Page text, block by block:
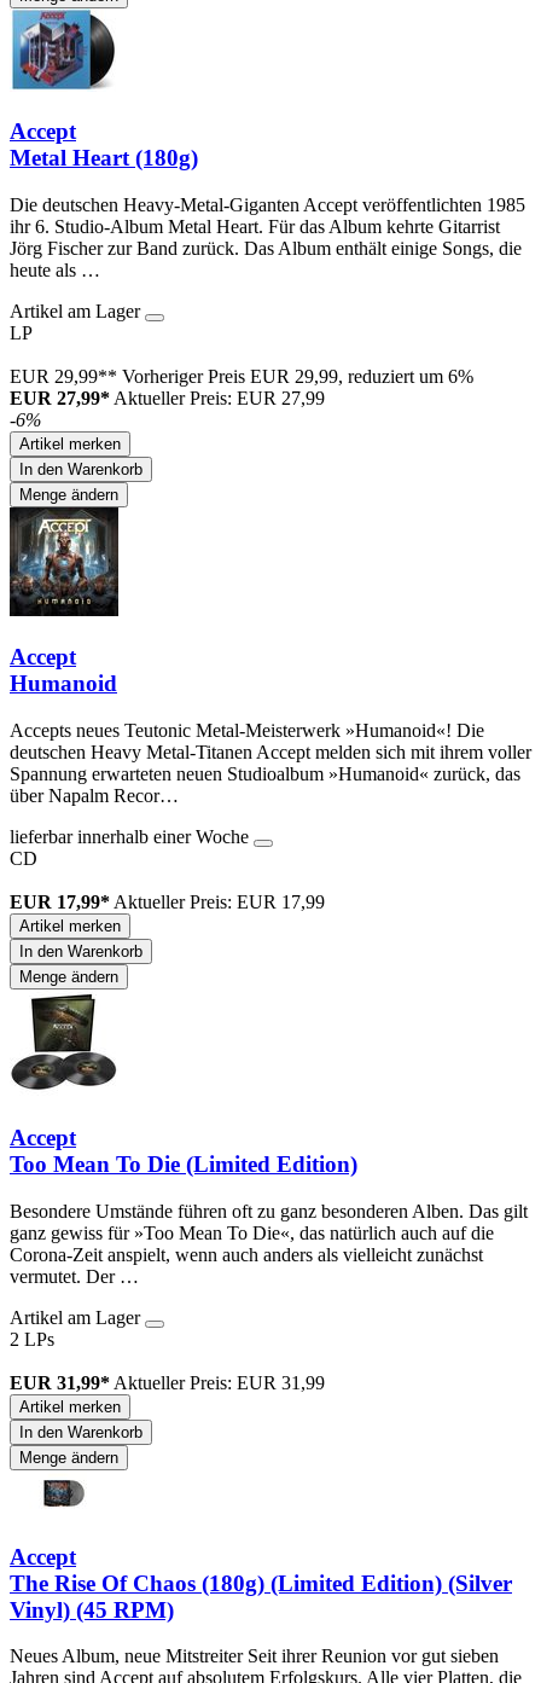
Accept
Metal Heart (180g)
Die deutschen Heavy-Metal-Giganten Accept veröffentlichten 1985
ihr 6. Studio-Album Metal Heart. Für das Album kehrte Gitarrist
Jörg Fischer zur Band zurück. Das Album enthält einige Songs, die
heute als …
Artikel am Lager
LP
EUR 29,99** Vorheriger Preis EUR 29,99, reduziert um 6%
EUR 27,99* Aktueller Preis: EUR 27,99
-6%
Artikel merken
In den Warenkorb
Menge ändern
Accept
Humanoid
Accepts neues Teutonic Metal-Meisterwerk »Humanoid«! Die
deutschen Heavy Metal-Titanen Accept melden sich mit ihrem voller
Spannung erwarteten neuen Studioalbum »Humanoid« zurück, das
über Napalm Recor…
lieferbar innerhalb einer Woche
CD
EUR 17,99* Aktueller Preis: EUR 17,99
Artikel merken
In den Warenkorb
Menge ändern
Accept
Too Mean To Die (Limited Edition)
Besondere Umstände führen oft zu ganz besonderen Alben. Das gilt
ganz gewiss für »Too Mean To Die«, das natürlich auch auf die
Corona-Zeit anspielt, wenn auch anders als vielleicht zunächst
vermutet. Der …
Artikel am Lager
2 LPs
EUR 31,99* Aktueller Preis: EUR 31,99
Artikel merken
In den Warenkorb
Menge ändern
Accept
The Rise Of Chaos (180g) (Limited Edition) (Silver
Vinyl) (45 RPM)
Neues Album, neue Mitstreiter Seit ihrer Reunion vor gut sieben
Jahren sind Accept auf absolutem Erfolgskurs. Alle vier Platten, die